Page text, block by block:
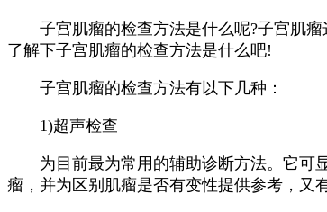
子宫肌瘤的检查方法是什么呢?子宫肌瘤
了解下子宫肌瘤的检查方法是什么吧!
子宫肌瘤的检查方法有以下几种：
1)超声检查
为目前最为常用的辅助诊断方法。它可显
瘤，并为区别肌瘤是否有变性提供参考，又